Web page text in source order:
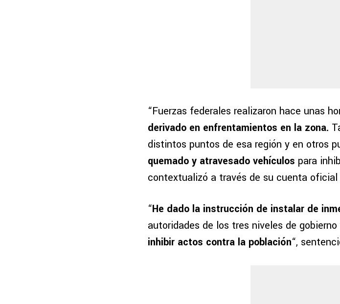
“Fuerzas federales realizaron hace unas
derivado en enfrentamientos en la zona.
distintos puntos de esa región y en otros
quemado y atravesado vehículos para
contextualizó a través de su cuenta
“He dado la instrucción de instalar de
autoridades de los tres niveles de gobierno
inhibir actos contra la población“,